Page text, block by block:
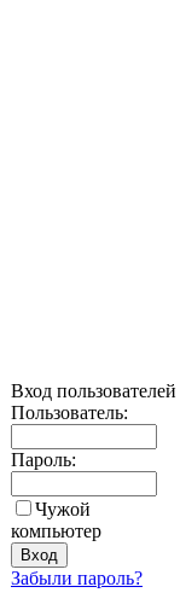
Вход пользователей
Пользователь:
Пароль:
Чужой
компьютер
Забыли пароль?